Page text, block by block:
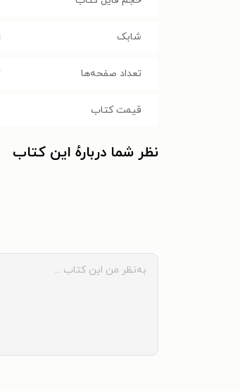
شابک
تعداد صفحه‌ها
قیمت کتاب
نظر شما دربارهٔ این کتاب